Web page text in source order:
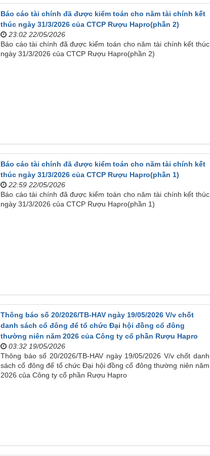
Báo cáo tài chính đã được kiểm toán cho năm tài chính kết
thúc ngày 31/3/2026 của CTCP Rượu Hapro(phần 2)
23:02 22/05/2026
Báo cáo tài chính đã được kiểm toán cho năm tài chính kết thúc
ngày 31/3/2026 của CTCP Rượu Hapro(phần 2)
Báo cáo tài chính đã được kiểm toán cho năm tài chính kết
thúc ngày 31/3/2026 của CTCP Rượu Hapro(phần 1)
22:59 22/05/2026
Báo cáo tài chính đã được kiểm toán cho năm tài chính kết thúc
ngày 31/3/2026 của CTCP Rượu Hapro(phần 1)
Thông báo số 20/2026/TB-HAV ngày 19/05/2026 V/v chốt
danh sách cổ đông để tổ chức Đại hội đồng cổ đông
thường niên năm 2026 của Công ty cổ phần Rượu Hapro
03:32 19/05/2026
Thông báo số 20/2026/TB-HAV ngày 19/05/2026 V/v chốt danh
sách cổ đông để tổ chức Đại hội đồng cổ đông thường niên năm
2026 của Công ty cổ phần Rượu Hapro